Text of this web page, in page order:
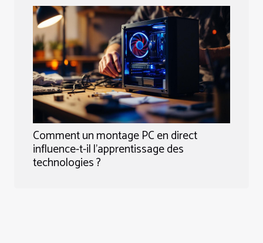
Comment un montage PC en direct
influence-t-il l'apprentissage des
technologies ?